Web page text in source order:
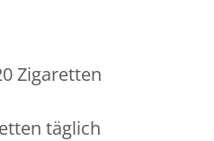
Zigaretten
täglich